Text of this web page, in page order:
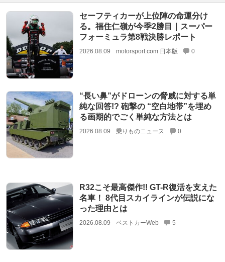
セーフティカーが上位陣の命運分け
る。福住仁嶺が今季2勝目｜スーパー
フォーミュラ第8戦決勝レポート
2026.08.09 motorsport.com 日本版 0
“長い鼻”がドローンの脅威に対する単
純な回答!? 砲撃の “空白地帯”を埋め
る画期的でごく単純な方法とは
2026.08.09 乗りものニュース 0
R32こそ最高傑作!! GT-R復活を支えた
名車！ 8代目スカイラインが伝説にな
った理由とは
2026.08.09 ベストカーWeb 5